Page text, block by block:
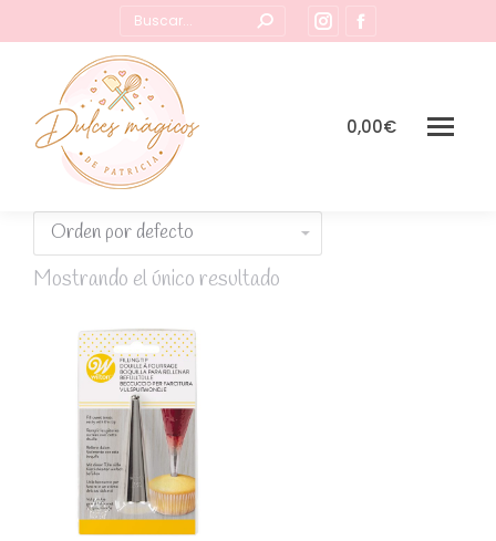
Buscar:
Instagram
page
new
page
in
0,00€
Mostrando el único resultado